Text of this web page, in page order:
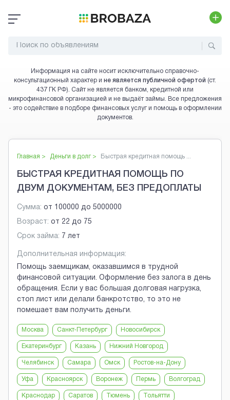
Информация на сайте носит исключительно справочно-
консультационный характер и не является публичной офертой (ст.
437 ГК РФ). Сайт не является банком, кредитной или
микрофинансовой организацией и не выдаёт займы. Все предложения
- это содействие в подборе финансовых услуг и помощь в оформлении
документов.
Главная > Деньги в долг> Быстрая кредитная помощь ...
БЫСТРАЯ КРЕДИТНАЯ ПОМОЩЬ ПО
ДВУМ ДОКУМЕНТАМ, БЕЗ ПРЕДОПЛАТЫ
Сумма: от 100000 до 5000000
Возраст: от 22 до 75
Срок займа: 7 лет
Дополнительная информация:
Помощь заемщикам, оказавшимся в трудной
финансовой ситуации. Оформление без залога в день
обращения. Если у вас большая долговая нагрузка,
стоп лист или делали банкротство, то это не
помешает вам получить деньги.
Москва Санкт-Петербург Новосибирск
Екатеринбург Казань Нижний Новгород
Челябинск Самара Омск Ростов-на-Дону
Уфа Красноярск Воронеж Пермь Волгоград
Краснодар Саратов Тюмень Тольятти